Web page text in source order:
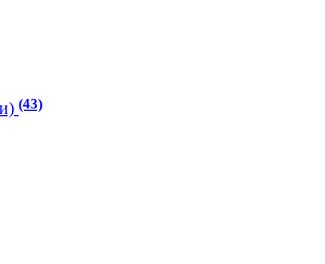
(43)